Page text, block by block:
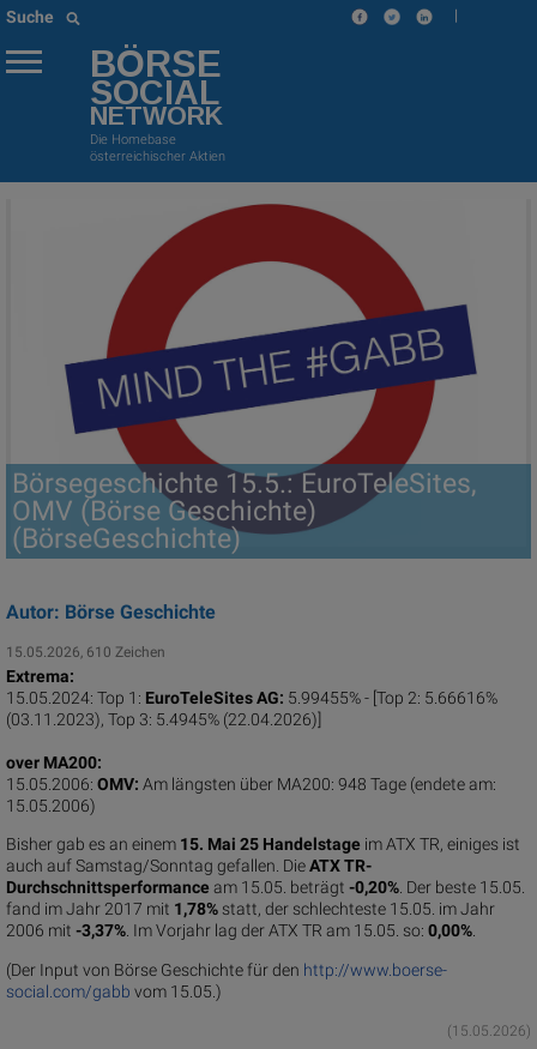
Suche |
BÖRSE
SOCIAL
NETWORK
Die Homebase
österreichischer Aktien
Börsegeschichte 15.5.: EuroTeleSites,
OMV (Börse Geschichte)
(BörseGeschichte)
Autor: Börse Geschichte
15.05.2026, 610 Zeichen
Extrema:
15.05.2024: Top 1: EuroTeleSites AG: 5.99455% - [Top 2: 5.66616%
(03.11.2023), Top 3: 5.4945% (22.04.2026)]
over MA200:
15.05.2006: OMV: Am längsten über MA200: 948 Tage (endete am:
15.05.2006)
Bisher gab es an einem 15. Mai 25 Handelstage im ATX TR, einiges ist
auch auf Samstag/Sonntag gefallen. DieATX TR-
Durchschnittsperformance am 15.05. beträgt -0,20% . Der beste 15.05.
fand im Jahr 2017 mit 1,78% statt, der schlechteste 15.05. im Jahr
2006 mit -3,37% . Im Vorjahr lag der ATX TR am 15.05. so: 0,00%
(Der Input von Börse Geschichte für den http://www.boerse-
social.com/gabb vom 15.05.)
(15.05.2026)